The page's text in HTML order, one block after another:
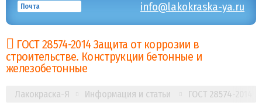
Почта info@lakokraska-ya.ru
ГОСТ 28574-2014 Защита от коррозии в
строительстве. Конструкции бетонные и
железобетонные
Лакокраска-Я Информация и статьи ГОСТ 28574-2014